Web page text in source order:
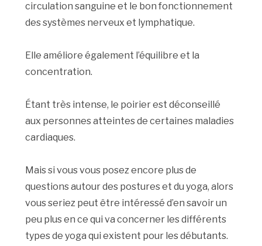
circulation sanguine et le bon fonctionnement
des systèmes nerveux et lymphatique.
Elle améliore également l’équilibre et la
concentration.
Étant très intense, le poirier est déconseillé
aux personnes atteintes de certaines maladies
cardiaques.
Mais si vous vous posez encore plus de
questions autour des postures et du yoga, alors
vous seriez peut être intéressé d’en savoir un
peu plus en ce qui va concerner les différents
types de yoga qui existent pour les débutants.